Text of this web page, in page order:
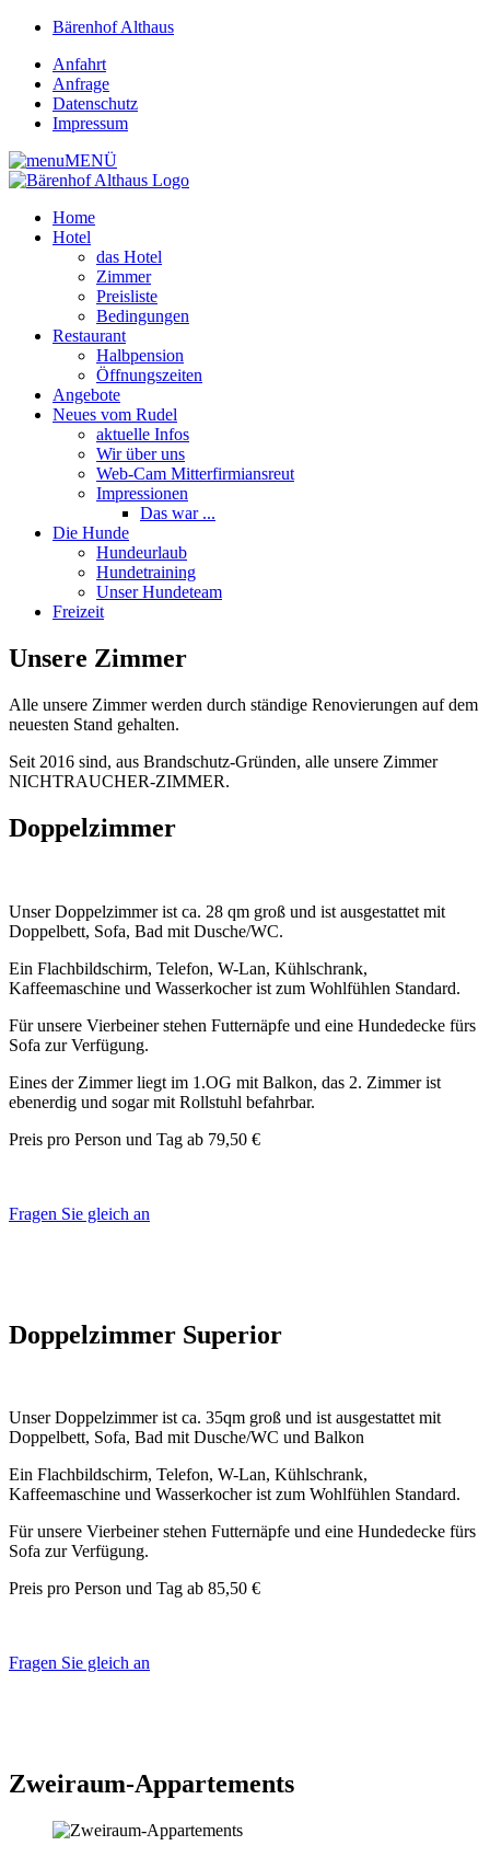
Bärenhof Althaus
Anfahrt
Anfrage
Datenschutz
Impressum
MENÜ
Home
Hotel
das Hotel
Zimmer
Preisliste
Bedingungen
Restaurant
Halbpension
Öffnungszeiten
Angebote
Neues vom Rudel
aktuelle Infos
Wir über uns
Web-Cam Mitterfirmiansreut
Impressionen
Das war ...
Die Hunde
Hundeurlaub
Hundetraining
Unser Hundeteam
Freizeit
Unsere Zimmer
Alle unsere Zimmer werden durch ständige Renovierungen auf dem
neuesten Stand gehalten.
Seit 2016 sind, aus Brandschutz-Gründen, alle unsere Zimmer
NICHTRAUCHER-ZIMMER.
Doppelzimmer
Unser Doppelzimmer ist ca. 28 qm groß und ist ausgestattet mit
Doppelbett, Sofa, Bad mit Dusche/WC.
Ein Flachbildschirm, Telefon, W-Lan, Kühlschrank,
Kaffeemaschine und Wasserkocher ist zum Wohlfühlen Standard.
Für unsere Vierbeiner stehen Futternäpfe und eine Hundedecke fürs
Sofa zur Verfügung.
Eines der Zimmer liegt im 1.OG mit Balkon, das 2. Zimmer ist
ebenerdig und sogar mit Rollstuhl befahrbar.
Preis pro Person und Tag ab 79,50 €
Fragen Sie gleich an
Doppelzimmer Superior
Unser Doppelzimmer ist ca. 35qm groß und ist ausgestattet mit
Doppelbett, Sofa, Bad mit Dusche/WC und Balkon
Ein Flachbildschirm, Telefon, W-Lan, Kühlschrank,
Kaffeemaschine und Wasserkocher ist zum Wohlfühlen Standard.
Für unsere Vierbeiner stehen Futternäpfe und eine Hundedecke fürs
Sofa zur Verfügung.
Preis pro Person und Tag ab 85,50 €
Fragen Sie gleich an
Zweiraum-Appartements